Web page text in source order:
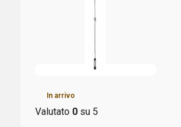
In arrivo
Valutato 0su 5